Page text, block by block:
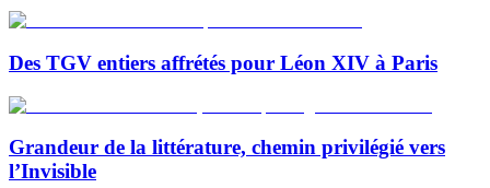
Des TGV entiers affrétés pour Léon XIV à Paris
Grandeur de la littérature, chemin privilégié vers
l’Invisible